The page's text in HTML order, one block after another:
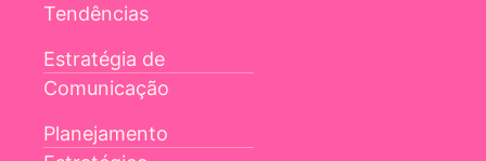
Tendências
Estratégia de
Comunicação
Planejamento